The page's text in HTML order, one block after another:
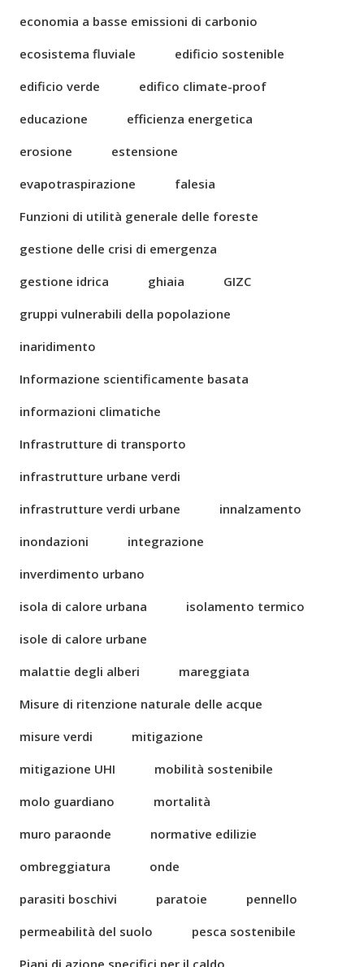
economia a basse emissioni di carbonio
ecosistema fluviale
edificio sostenible
edificio verde
edifico climate-proof
educazione
efficienza energetica
erosione
estensione
evapotraspirazione
falesia
Funzioni di utilità generale delle foreste
gestione delle crisi di emergenza
gestione idrica
ghiaia
GIZC
gruppi vulnerabili della popolazione
inaridimento
Informazione scientificamente basata
informazioni climatiche
Infrastrutture di transporto
infrastrutture urbane verdi
infrastrutture verdi urbane
innalzamento
inondazioni
integrazione
inverdimento urbano
isola di calore urbana
isolamento termico
isole di calore urbane
malattie degli alberi
mareggiata
Misure di ritenzione naturale delle acque
misure verdi
mitigazione
mitigazione UHI
mobilità sostenibile
molo guardiano
mortalità
muro paraonde
normative edilizie
ombreggiatura
onde
parasiti boschivi
paratoie
pennello
permeabilità del suolo
pesca sostenibile
Piani di azione specifici per il caldo